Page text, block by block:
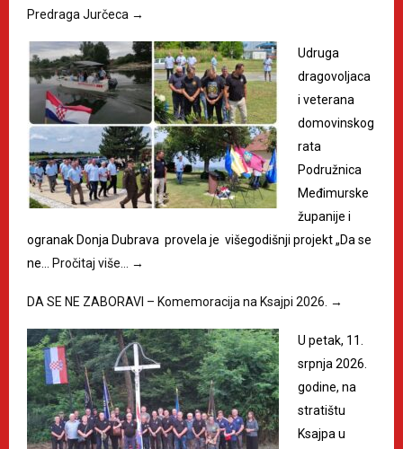
Predraga Jurčeca →
Udruga
dragovoljaca
i veterana
domovinskog
rata
Podružnica
Međimurske
županije i
ogranak Donja Dubrava provela je višegodišnji projekt „Da se
ne…
Pročitaj više… →
DA SE NE ZABORAVI – Komemoracija na Ksajpi 2026. →
U petak, 11.
srpnja 2026.
godine, na
stratištu
Ksajpa u